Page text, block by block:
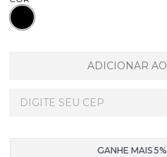
ADICIONAR
GANHE MAIS